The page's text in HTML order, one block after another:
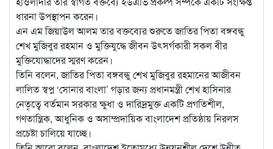
ধারনা উপস্থাপন করেন।
এন এম জিয়াউল আলম তার বক্তব্যের শুরুতে জাতির পিতা বঙ্গবন্ধু
শেখ মুজিবুর রহমান ও মুক্তিযুদ্ধে জীবন উৎসর্গকারী সকল বীর
মুক্তিযোদ্ধাদের স্মরণ করেন।
তিনি বলেন, জাতির পিতা বঙ্গবন্ধু শেখ মুজিবুর রহমানের আজীবন
লালিত স্বপ্ন ‘সোনার বাংলা’ গড়ার জন্য প্রধানমন্ত্রী শেখ হাসিনার
নেতৃত্বে বর্তমান সরকার ক্ষুধা ও দারিদ্রমুক্ত একটি প্রগতিশীল,
গণতান্ত্রিক, আধুনিক ও অসাম্প্রদায়িক বাংলাদেশ প্রতিষ্ঠায় নিরলস
প্রচেষ্টা চালিয়ে যাচ্ছে।